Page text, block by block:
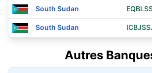
South Sudan
South Sudan
Autres